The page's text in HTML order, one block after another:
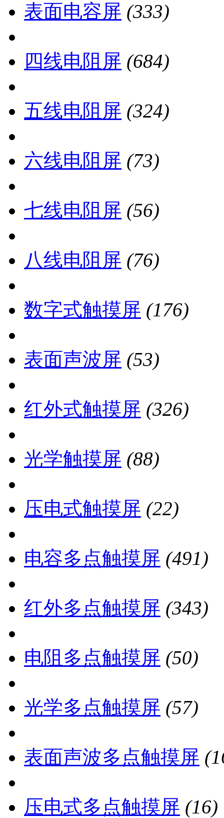
表面电容屏 (333)
四线电阻屏 (684)
五线电阻屏 (324)
六线电阻屏 (73)
七线电阻屏 (56)
八线电阻屏 (76)
数字式触摸屏 (176)
表面声波屏 (53)
红外式触摸屏 (326)
光学触摸屏 (88)
压电式触摸屏 (22)
电容多点触摸屏 (491)
红外多点触摸屏 (343)
电阻多点触摸屏 (50)
光学多点触摸屏 (57)
表面声波多点触摸屏
压电式多点触摸屏 (16)